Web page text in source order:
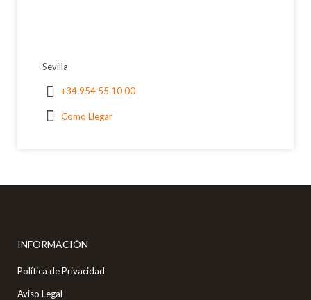
Sevilla
+34 954 55 10 00
Como Llegar
INFORMACIÓN
Política de Privacidad
Aviso Legal